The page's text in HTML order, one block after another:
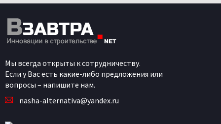
Мы всегда открыты к сотрудничеству.
Если у Вас есть какие-либо предложения или
вопросы – напишите нам.
nasha-alternativa@yandex.ru